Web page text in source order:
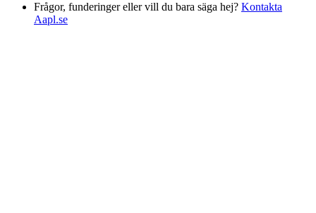
Frågor, funderinger eller vill du bara säga hej? Kontakta
Aapl.se